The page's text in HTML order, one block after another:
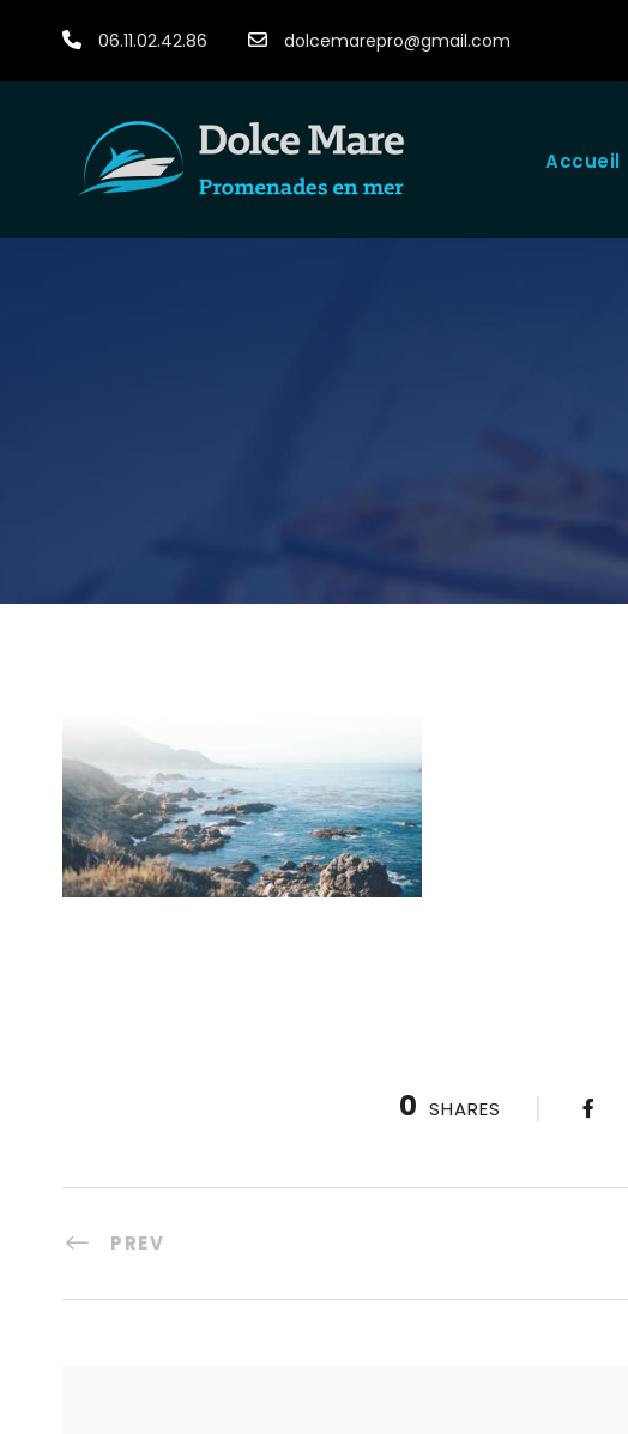
06.11.02.42.86 dolcemarepro@gmail.com
Accueil
0 SHARES
PREV